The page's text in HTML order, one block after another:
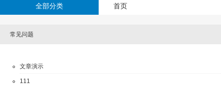
全部分类 首页
常见问题
文章演示
111